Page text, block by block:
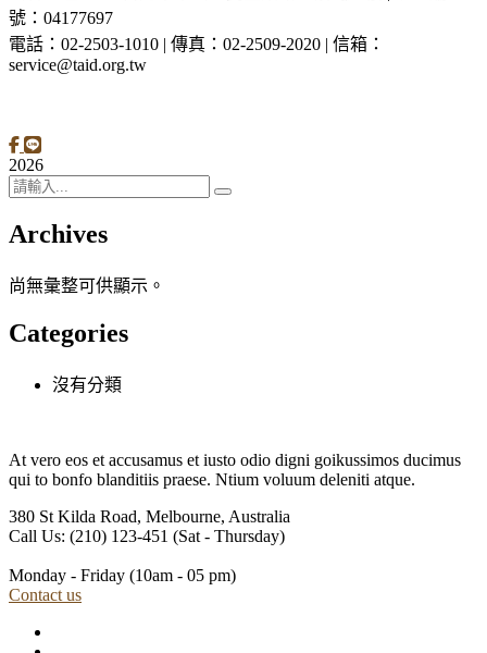
號：04177697
電話：02-2503-1010 | 傳真：02-2509-2020 | 信箱：
service@taid.org.tw
2026
Archives
尚無彙整可供顯示。
Categories
沒有分類
At vero eos et accusamus et iusto odio digni goikussimos ducimus
qui to bonfo blanditiis praese. Ntium voluum deleniti atque.
380 St Kilda Road, Melbourne, Australia
Call Us: (210) 123-451 (Sat - Thursday)
Monday - Friday (10am - 05 pm)
Contact us